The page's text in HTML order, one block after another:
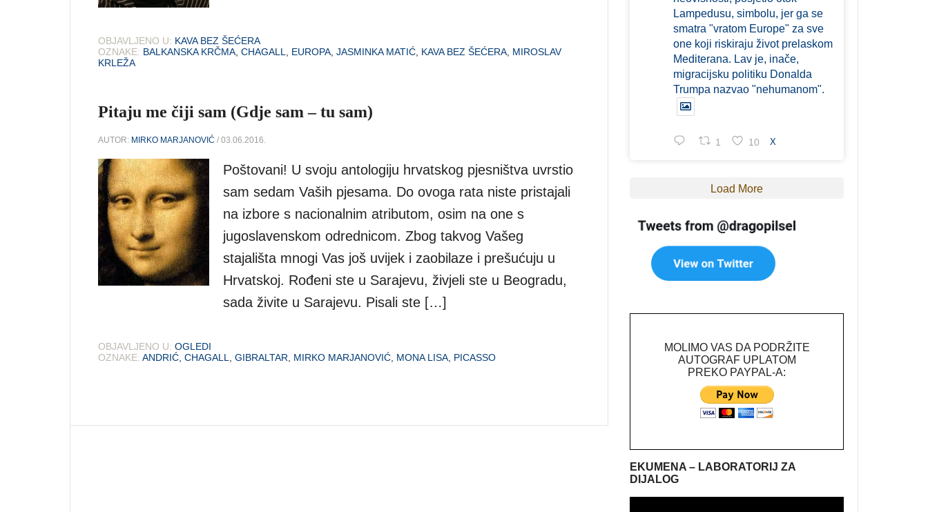
OBJAVLJENO U: KAVA BEZ ŠEĆERA
OZNAKE: BALKANSKA KRČMA CHAGALL EUROPA JASMINKA MATIĆ KAVA BEZ ŠEĆERA MIROSLAV
KRLEŽA
Pitaju me čiji sam (Gdje sam – tu sam)
AUTOR: MIRKO MARJANOVIĆ / 03.06.2016.
Poštovani! U svoju antologiju hrvatskog pjesništva uvrstio
sam sedam Vaših pjesama. Do ovoga rata niste pristajali
na izbore s nacionalnim atributom, osim na one s
jugoslavenskom odrednicom. Zbog takvog Vašeg
stajališta mnogi Vas još uvijek i zaobilaze i prešućuju u
Hrvatskoj. Rođeni ste u Sarajevu, živjeli ste u Beogradu,
sada živite u Sarajevu. Pisali ste […]
OBJAVLJENO U: OGLEDI
OZNAKE: ANDRIĆ CHAGALL GIBRALTAR MIRKO MARJANOVIĆ MONA LISA PICASSO
Lampedusu, simbolu, jer ga se
smatra "vratom Europe" za sve
one koji riskiraju život prelaskom
Mediterana. Lav je, inače,
migracijsku politiku Donalda
Trumpa nazvao "nehumanom".
1 10 X
Load More
MOLIMO VAS DA PODRŽITE
AUTOGRAF UPLATOM
PREKO PAYPAL-A:
EKUMENA – LABORATORIJ ZA
DIJALOG